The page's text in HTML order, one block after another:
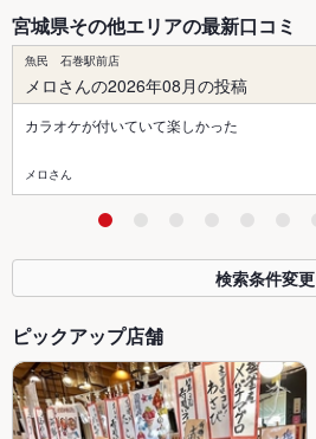
宮城県その他エリアの最新口コミ
魚民 石巻駅前店
メロさんの2026年08月の投稿
カラオケが付いていて楽しかった
メロさん
検索条件変更
ピックアップ店舗